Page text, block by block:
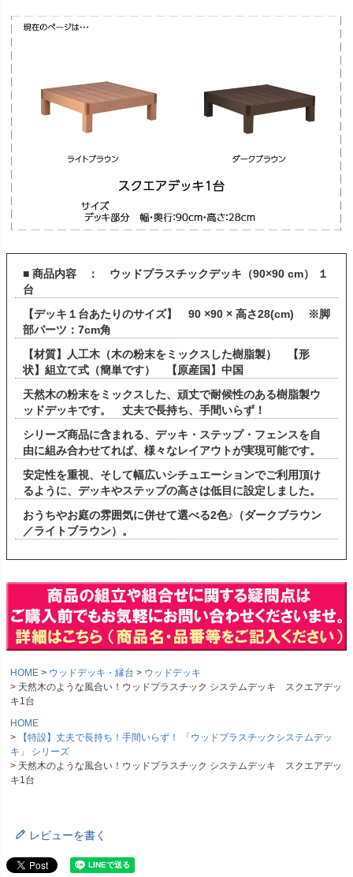
■ 商品内容 ： ウッドプラスチックデッキ（90×90 cm） １
台
【デッキ１台あたりのサイズ】 90 ×90 × 高さ28(cm) ※脚
部パーツ：7cm角
【材質】人工木（木の粉末をミックスした樹脂製） 【形
状】組立て式（簡単です） 【原産国】中国
天然木の粉末をミックスした、頑丈で耐候性のある樹脂製ウ
ッドデッキです。 丈夫で長持ち、手間いらず！
シリーズ商品に含まれる、デッキ・ステップ・フェンスを自
由に組み合わせてれば、様々なレイアウトが実現可能です。
安定性を重視、そして幅広いシチュエーションでご利用頂け
るように、デッキやステップの高さは低目に設定しました。
おうちやお庭の雰囲気に併せて選べる2色♪（ダークブラウン
／ライトブラウン）。
HOME ウッドデッキ・縁台
ウッドデッキ
天然木のような風合い！ウッドプラスチック システムデッキ スクエアデッ
キ1台
HOME
【特設】丈夫で長持ち！手間いらず！ 「ウッドプラスチックシステムデッ
キ」 シリーズ
天然木のような風合い！ウッドプラスチック システムデッキ スクエアデッ
キ1台
レビューを書く